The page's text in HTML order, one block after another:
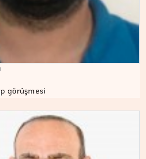
görüşmesi